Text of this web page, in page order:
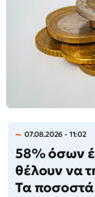
07.08.2026 - 11:02
58% όσων
θέλουν να
Τα ποσοστά